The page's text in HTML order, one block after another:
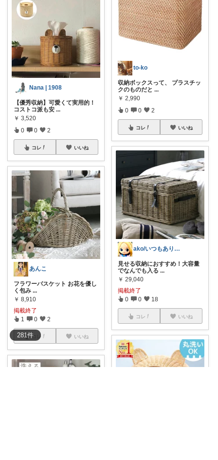
281件
Nana | 1908
【優秀収納】可愛くて実用的！
コストコ派も安 ...
￥ 3,520
0 0 2
コレ いいね
あんこ
フラワーバスケット お花を優し
く包み ...
￥ 8,910
掲載終了
1 0 2
コレ いいね
to-ko
収納ボックスって、 プラスチッ
クのものだと ...
￥ 2,990
0 0 2
コレ いいね
ako/いつもありがとう🌈5日感謝
見せる収納におすすめ！大容量
でなんでも入る ...
￥ 29,040
掲載終了
0 0 18
コレ いいね